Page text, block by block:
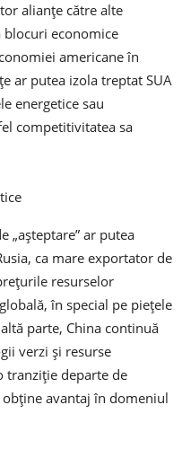
alianțe către alte
blocuri economice
americane în
ar putea izola treptat SUA
energetice sau
competitivitatea sa
„așteptare” ar putea
ca mare exportator de
resurselor
în special pe piețele
parte, China continuă
verzi și resurse
tranziție departe de
avantaj în domeniul